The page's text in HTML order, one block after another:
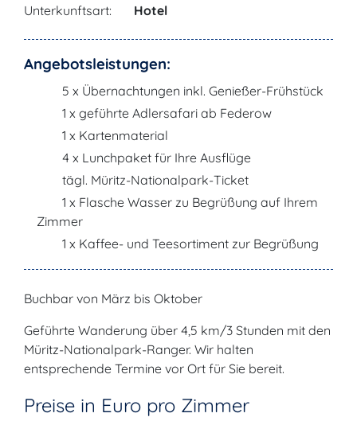
Unterkunftsart: Hotel
Angebotsleistungen:
5 x Übernachtungen inkl. Genießer-Frühstück
1 x geführte Adlersafari ab Federow
1 x Kartenmaterial
4 x Lunchpaket für Ihre Ausflüge
tägl. Müritz-Nationalpark-Ticket
1 x Flasche Wasser zu Begrüßung auf Ihrem
Zimmer
1 x Kaffee- und Teesortiment zur Begrüßung
Buchbar von März bis Oktober
Geführte Wanderung über 4,5 km/3 Stunden mit den
Müritz-Nationalpark-Ranger. Wir halten
entsprechende Termine vor Ort für Sie bereit.
Preise in Euro pro Zimmer